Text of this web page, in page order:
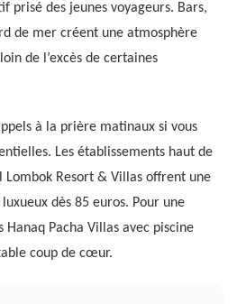
prisé des jeunes voyageurs. Bars,
de mer créent une atmosphère
de l’excès de certaines
à la prière matinaux si vous
Les établissements haut de
Resort & Villas offrent une
dès 85 euros. Pour une
Pacha Villas avec piscine
coup de cœur.